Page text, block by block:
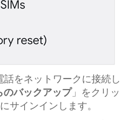
をネットワークに接続し
のバックアップ」をクリッ
サインインします。